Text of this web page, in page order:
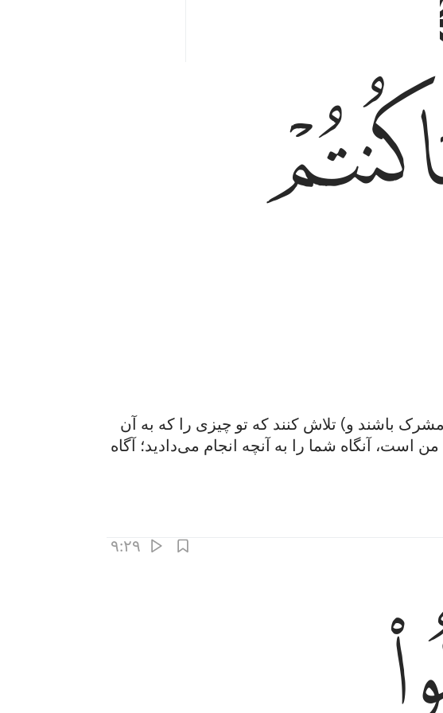
ﱣ
باشند و) تلاش کنند که تو چیزی را که به آن
آنگاه شما را به آنچه انجام می‌دادید؛ آگاه
۹:۲۹